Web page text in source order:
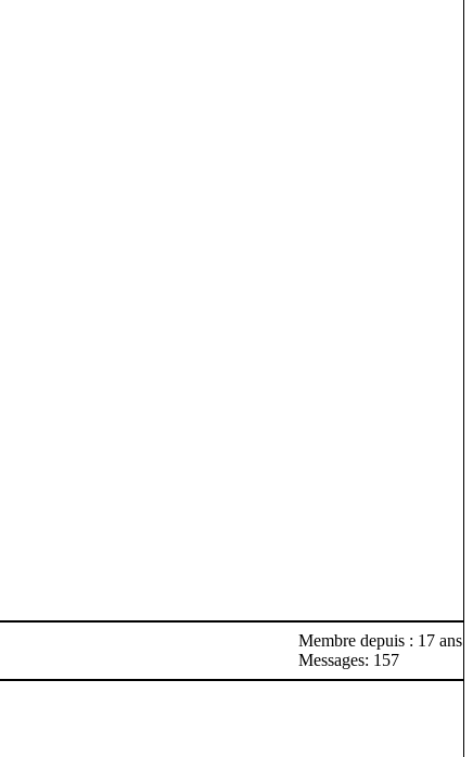
Membre depuis : 17 ans
Messages: 157